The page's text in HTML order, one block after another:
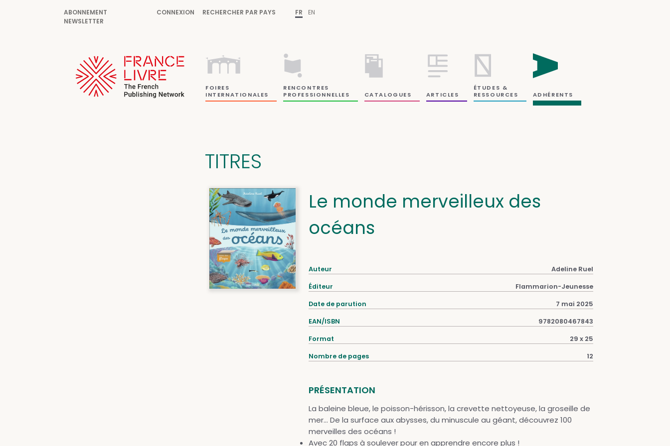
ABONNEMENT
NEWSLETTER
CONNEXION RECHERCHER PAR PAYS FR EN
FOIRES
INTERNATIONALES
RENCONTRES
PROFESSIONNELLES
CATALOGUES ARTICLES
ÉTUDES &
RESSOURCES
ADHÉRENTS
TITRES
Le monde merveilleux des
océans
Auteur Adeline Ruel
Éditeur Flammarion-Jeunesse
Date de parution 7 mai 2025
EAN/ISBN 9782080467843
Format 29 x 25
Nombre de pages 12
PRÉSENTATION
La baleine bleue, le poisson-hérisson, la crevette nettoyeuse, la groseille de
mer... De la surface aux abysses, du minuscule au géant, découvrez 100
merveilles des océans !
Avec 20 flaps à soulever pour en apprendre encore plus !